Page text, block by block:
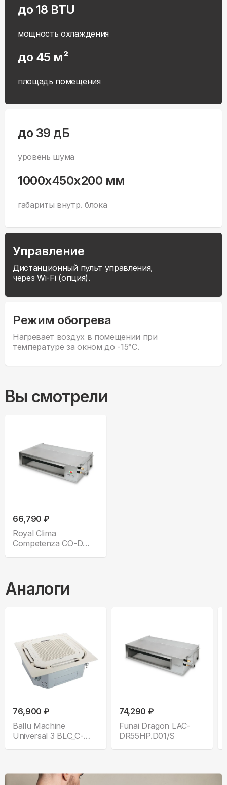
до 18 BTU
мощность охлаждения
до 45 м²
площадь помещения
до 39 дБ
уровень шума
1000x450x200 мм
габариты внутр. блока
Управление
Дистанционный пульт управления,
через Wi-Fi (опция).
Режим обогрева
Нагревает воздух в помещении при
температуре за окном до -15°С.
Вы смотрели
66,790 ₽
Royal Clima
Competenza CO-D
Аналоги
76,900 ₽
Ballu Machine
Universal 3 BLC_C-
74,290 ₽
Funai Dragon LAC-
DR55HP.D01/S